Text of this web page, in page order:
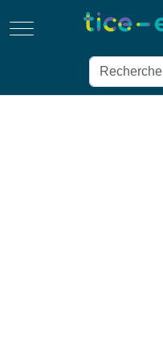
Mobile Menu Toggle
Rechercher